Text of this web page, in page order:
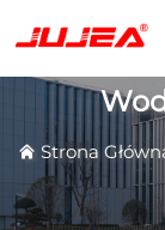
Strona